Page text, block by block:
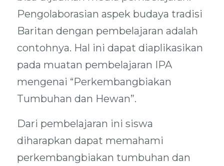
Pengolaborasian aspek budaya tradisi
Baritan dengan pembelajaran adalah
contohnya. Hal ini dapat diaplikasikan
pada muatan pembelajaran IPA
mengenai “Perkembangbiakan
Tumbuhan dan Hewan”.
Dari pembelajaran ini siswa
diharapkan dapat memahami
perkembangbiakan tumbuhan dan